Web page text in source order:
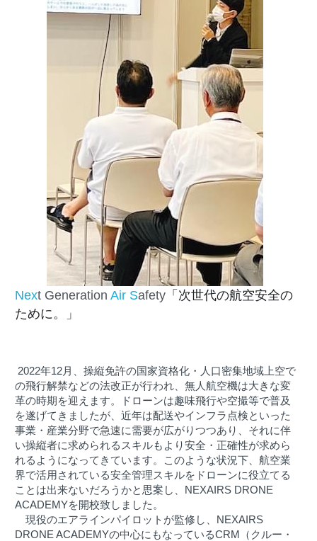
Next Generation Air Safety 「次世代の航空安全の
ために。」
2022年12月、操縦免許の国家資格化・人口密集地域上空で
の飛行解禁などの法改正が行われ、無人航空機は大きな変
革の時期を迎えます。ドローンは趣味飛行や空撮等で普及
を遂げてきましたが、近年は配送やインフラ点検といった
事業・産業分野で急速に需要が広がりつつあり、それに伴
い操縦者に求められるスキルもより安全・正確性が求めら
れるようになってきています。このような状況下、航空業
界で活用されている安全管理スキルをドローンに役立てる
ことは出来ないだろうかと思案し、NEXAIRS DRONE
ACADEMYを開校致しました。
現役のエアラインパイロットが監修し、NEXAIRS
DRONE ACADEMYの中心にもなっているCRM（クルー・